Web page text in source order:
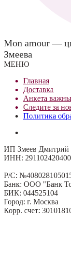
Mon amour —
Змеева
МЕНЮ
Главная
Доставка
Анкета
Следите за
Политика
ИП Змеев Дмитрий
ИНН: 291102420400
Р/С:
Банк: ООО "Банк
БИК: 044525104
Город: г. Москва
Корр. счет: